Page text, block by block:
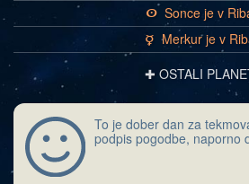
a Sonce je v
c Merkur je v
✚ OSTALI
To je dober dan za
podpis pogodbe, naporno